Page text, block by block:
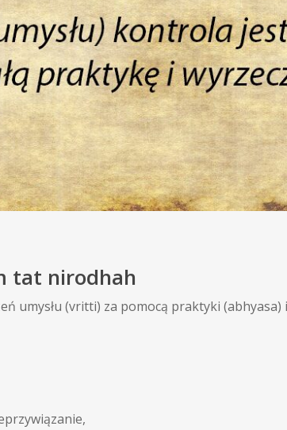
tat nirodhah
umysłu (vritti) za pomocą praktyki (abhyasa)